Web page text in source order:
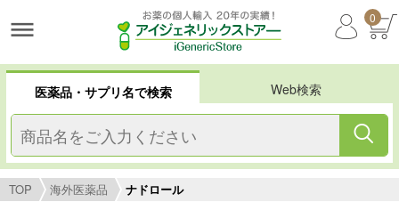
0
医薬品・サプリ名で検索 Web検索
TOP 海外医薬品 ナドロール